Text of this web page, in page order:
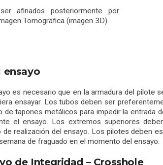
afinados posteriormente por
Tomográfica (imagen 3D).
ensayo
es necesario que en la armadura del pilote
ensayar. Los tubos deben ser
tapones metálicos para impedir la entrada
el ensayo. Los extremos superiores
realización del ensayo. Los pilotes deben
de fraguado en el momento del ensayo.
de Integridad – Crosshole